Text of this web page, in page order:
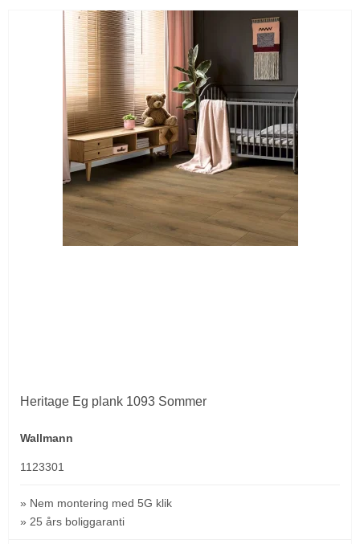
Heritage Eg plank 1093 Sommer
Wallmann
1123301
» Nem montering med 5G klik
» 25 års boliggaranti